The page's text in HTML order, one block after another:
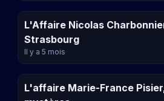
L'Affaire Nicolas
Strasbourg
Il y a 5 mois
L'affaire Marie-France